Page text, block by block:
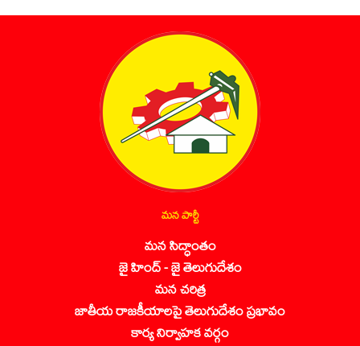
మన పార్టీ
మన సిద్ధాంతం
జై హింద్ - జై తెలుగుదేశం
మన చరిత్ర
జాతీయ రాజకీయాలపై తెలుగుదేశం ప్రభావం
కార్య నిర్వాహక వర్గం